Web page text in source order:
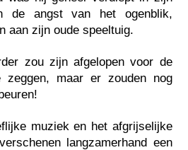
de angst van het ogenblik,
aan zijn oude speeltuig.
zou zijn afgelopen voor de
maar er zouden nog
muziek en het afgrijselijke
langzamerhand een